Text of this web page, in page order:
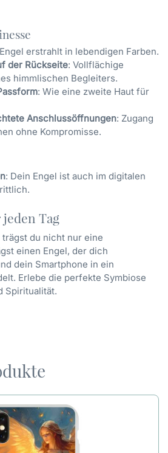
erstrahlt in lebendigen Farben.
der Rückseite: Vollflächige
himmlischen Begleiters.
: Wie eine zweite Haut für
Anschlussöffnungen: Zugang
ohne Kompromisse.
: Dein Engel ist auch im digitalen
Tag
du nicht nur eine
einen Engel, der dich
dein Smartphone in ein
Erlebe die perfekte Symbiose
Spiritualität.